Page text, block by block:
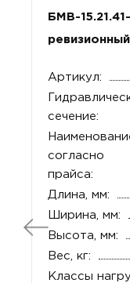
БМВ-
ревизионный
Артикул:
сечение:
согласно
прайса:
Длина, мм:
Ширина, мм:
Высота, мм:
Вес, кг:
Классы